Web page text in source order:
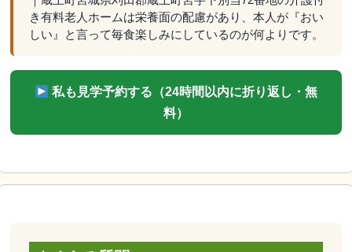
き有料老人ホームは栄養面の配慮があり、本人が『おい
しい』と言って毎食楽しみにしているのが何よりです。
私も見学予約する（24時間以内に折り返し・無
料）